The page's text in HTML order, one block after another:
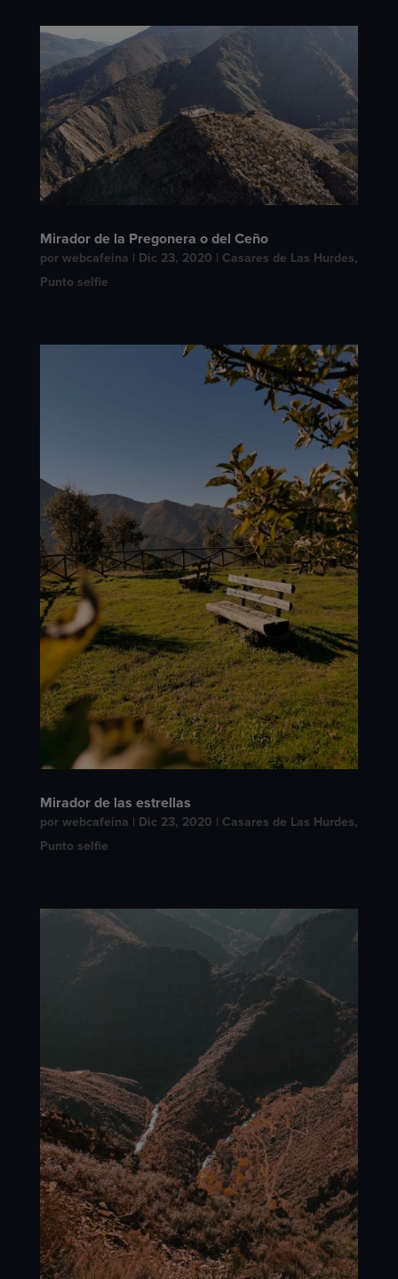
Mirador de la Pregonera o del Ceño
por webcafeina | Dic 23, 2020 | Casares de Las Hurdes,
Punto selfie
Mirador de las estrellas
por webcafeina | Dic 23, 2020 | Casares de Las Hurdes,
Punto selfie